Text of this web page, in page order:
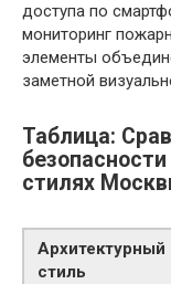
доступа по
мониторинг
элементы
заметной
Таблица:
стилях
Архитектурный
стиль